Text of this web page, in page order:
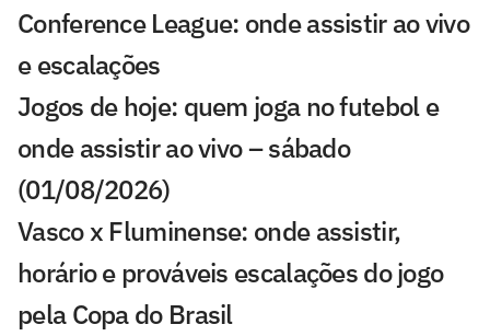
Conference League: onde assistir ao vivo
e escalações
Jogos de hoje: quem joga no futebol e
onde assistir ao vivo – sábado
(01/08/2026)
Vasco x Fluminense: onde assistir,
horário e prováveis escalações do jogo
pela Copa do Brasil